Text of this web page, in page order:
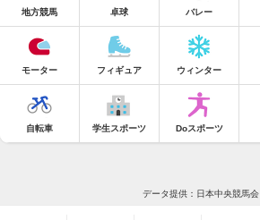
地方競馬 卓球 バレー
モーター フィギュア ウィンター
自転車 学生スポーツ Doスポーツ
データ提供：日本中央競馬会